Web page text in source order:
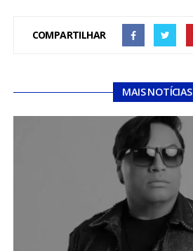
COMPARTILHAR
MAIS NOTÍCIAS